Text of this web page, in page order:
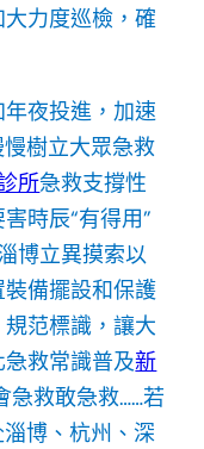
力度巡檢，確
夜投進，加速
樹立大眾急救
所急救支撐性
時辰“有得用”
博立異摸索以
備擺設和保護
范標識，讓大
救常識普及新
急救敢急救……若
博、杭州、深